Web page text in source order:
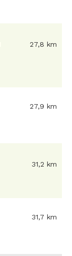
27,8 km
27,9 km
31,2 km
31,7 km